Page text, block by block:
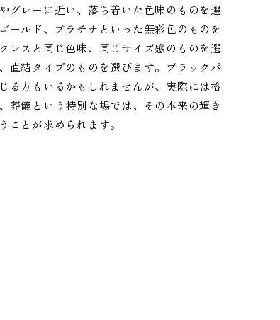
グレーに近い、落ち着いた色味のものを選
ールド、プラチナといった無彩色のものを
レスと同じ色味、同じサイズ感のものを選
直結タイプのものを選びます。ブラックパ
る方もいるかもしれませんが、実際には格
葬儀という特別な場では、その本来の輝き
とが求められます。